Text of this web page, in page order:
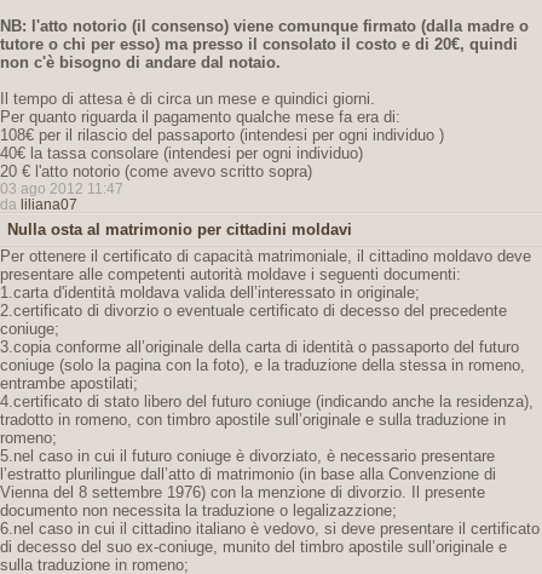
NB: l'atto notorio (il consenso) viene comunque firmato (dalla madre o
tutore o chi per esso) ma presso il consolato il costo e di 20€, quindi
non c'è bisogno di andare dal notaio.
Il tempo di attesa è di circa un mese e quindici giorni.
Per quanto riguarda il pagamento qualche mese fa era di:
108€ per il rilascio del passaporto (intendesi per ogni individuo )
40€ la tassa consolare (intendesi per ogni individuo)
20 € l'atto notorio (come avevo scritto sopra)
03 ago 2012 11:47
da liliana07
Nulla osta al matrimonio per cittadini moldavi
Per ottenere il certificato di capacità matrimoniale, il cittadino moldavo deve
presentare alle competenti autorità moldave i seguenti documenti:
1.carta d'identità moldava valida dell’interessato in originale;
2.certificato di divorzio o eventuale certificato di decesso del precedente
coniuge;
3.copia conforme all’originale della carta di identità o passaporto del futuro
coniuge (solo la pagina con la foto), e la traduzione della stessa in romeno,
entrambe apostilati;
4.certificato di stato libero del futuro coniuge (indicando anche la residenza),
tradotto in romeno, con timbro apostile sull’originale e sulla traduzione in
romeno;
5.nel caso in cui il futuro coniuge è divorziato, è necessario presentare
l’estratto plurilingue dall’atto di matrimonio (in base alla Convenzione di
Vienna del 8 settembre 1976) con la menzione di divorzio. Il presente
documento non necessita la traduzione o legalizazzione;
6.nel caso in cui il cittadino italiano è vedovo, si deve presentare il certificato
di decesso del suo ex-coniuge, munito del timbro apostile sull’originale e
sulla traduzione in romeno;